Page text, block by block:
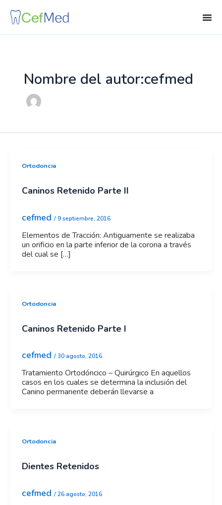
contenido
Nombre del autor:cefmed
Ortodoncia
Caninos Retenido Parte II
cefmed /9 septiembre, 2016
Elementos de Tracción: Antiguamente se realizaba
un orificio en la parte inferior de la corona a través
del cual se […]
Ortodoncia
Caninos Retenido Parte I
cefmed /30 agosto, 2016
Tratamiento Ortodóncico – Quirúrgico En aquellos
casos en los cuales se determina la inclusión del
Canino permanente deberán llevarse a
Ortodoncia
Dientes Retenidos
cefmed /26 agosto, 2016